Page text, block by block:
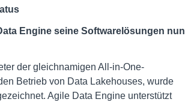
Engine seine Softwarelösungen nun
der gleichnamigen All-in-One-
Betrieb von Data Lakehouses, wurde
Agile Data Engine unterstützt